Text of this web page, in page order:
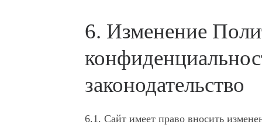
6. Изменение
законодательство
6.1. Сайт имеет право вносить